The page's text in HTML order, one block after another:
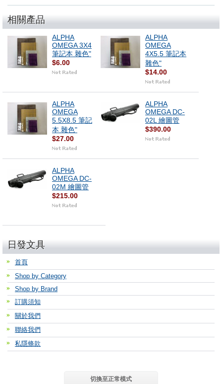
相關產品
ALPHA
OMEGA 3X4
筆記本 雜色"
$6.00
ALPHA
OMEGA
4X5.5 筆記本
雜色"
$14.00
ALPHA
OMEGA
5.5X8.5 筆記
本 雜色"
$27.00
ALPHA
OMEGA DC-
02L 繪圖管
$390.00
ALPHA
OMEGA DC-
02M 繪圖管
$215.00
日發文具
首頁
Shop by Category
Shop by Brand
訂購須知
關於我們
聯絡我們
私隱條款
切換至正常模式